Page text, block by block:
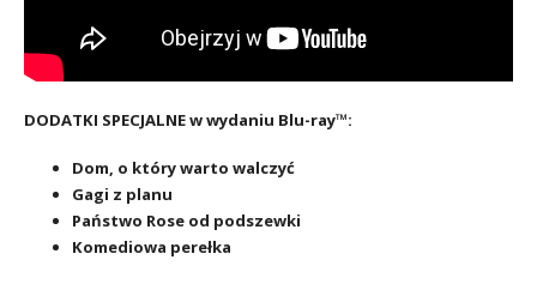
DODATKI SPECJALNE w wydaniu Blu-ray™:
Dom, o który warto walczyć
Gagi z planu
Państwo Rose od podszewki
Komediowa perełka